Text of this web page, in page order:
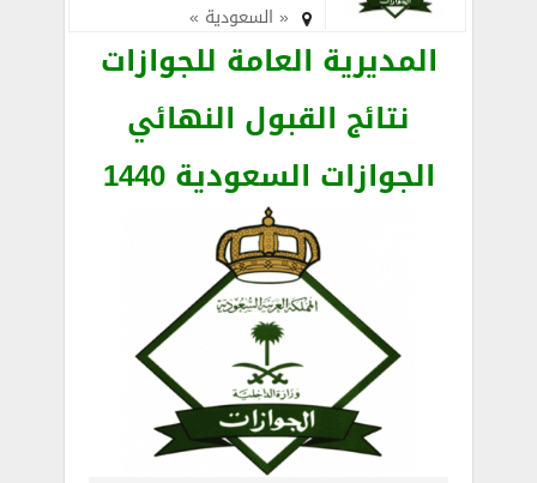
« السعودية »
المديرية العامة للجوازات
نتائج القبول النهائي
الجوازات السعودية 1440